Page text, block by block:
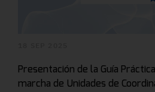
Presentación de la Guía
marcha de Unidades de